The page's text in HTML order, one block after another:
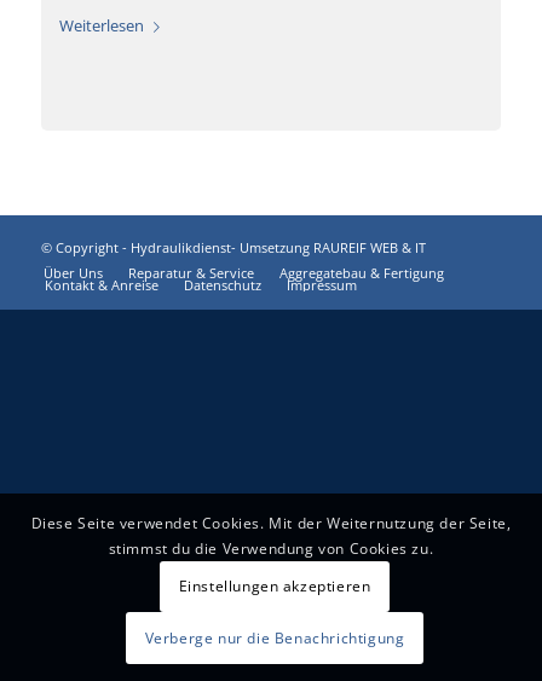
Weiterlesen
© Copyright - Hydraulikdienst- Umsetzung RAUREIF WEB & IT
Über Uns
Reparatur & Service Aggregatebau & Fertigung
Kontakt & Anreise Datenschutz Impressum
Diese Seite verwendet Cookies. Mit der Weiternutzung der Seite,
stimmst du die Verwendung von Cookies zu.
Einstellungen akzeptieren
Verberge nur die Benachrichtigung